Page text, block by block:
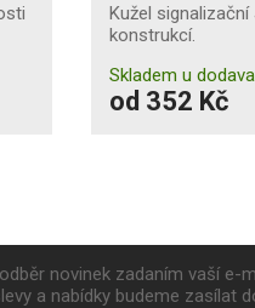
Kužel signalizační
konstrukcí.
Skladem u
od 352 Kč
novinek zadaním vaší e-
a nabídky budeme zasílat